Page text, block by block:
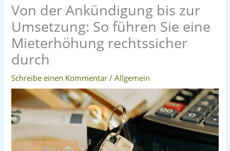
Von der Ankündigung bis zur
Umsetzung: So führen Sie eine
Mieterhöhung rechtssicher
durch
Schreibe einen Kommentar /Allgemein